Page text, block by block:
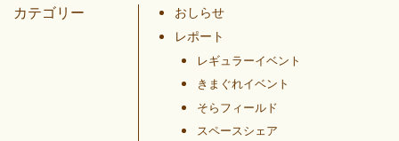
カテゴリー
おしらせ
レポート
レギュラーイベント
きまぐれイベント
そらフィールド
スペースシェア